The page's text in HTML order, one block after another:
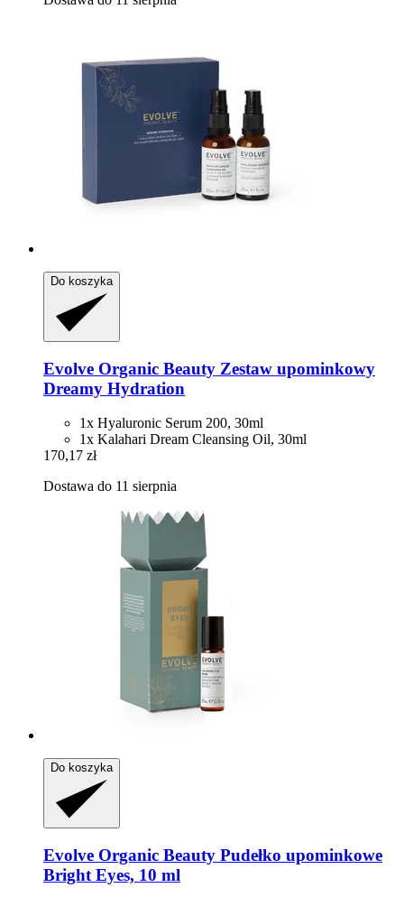
Do koszyka
Evolve Organic Beauty Zestaw upominkowy
Dreamy Hydration
1x Hyaluronic Serum 200, 30ml
1x Kalahari Dream Cleansing Oil, 30ml
170,17 zł
Dostawa do 11 sierpnia
Do koszyka
Evolve Organic Beauty Pudełko upominkowe
Bright Eyes, 10 ml